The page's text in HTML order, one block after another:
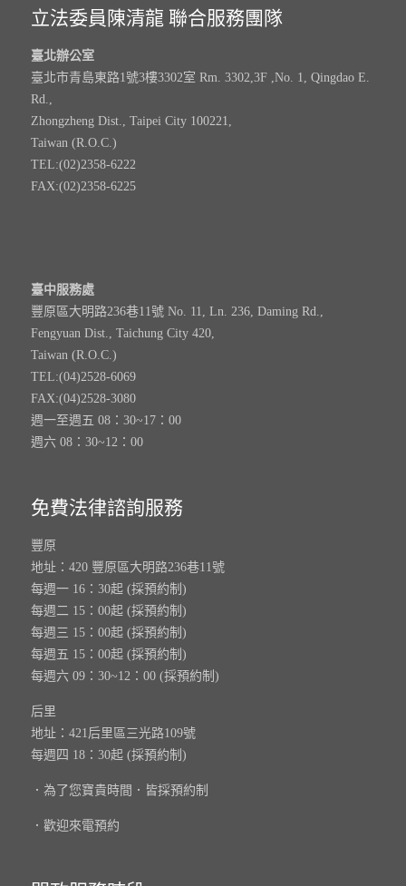
立法委員陳清龍 聯合服務團隊
臺北辦公室
臺北市青島東路1號3樓3302室 Rm. 3302,3F ,No. 1, Qingdao E.
Rd.,
Zhongzheng Dist., Taipei City 100221,
Taiwan (R.O.C.)
TEL:(02)2358-6222
FAX:(02)2358-6225
臺中服務處
豐原區大明路236巷11號 No. 11, Ln. 236, Daming Rd.,
Fengyuan Dist., Taichung City 420,
Taiwan (R.O.C.)
TEL:(04)2528-6069
FAX:(04)2528-3080
週一至週五 08：30~17：00
週六 08：30~12：00
免費法律諮詢服務
豐原
地址：420 豐原區大明路236巷11號
每週一 16：30起 (採預約制)
每週二 15：00起 (採預約制)
每週三 15：00起 (採預約制)
每週五 15：00起 (採預約制)
每週六 09：30~12：00 (採預約制)
后里
地址：421后里區三光路109號
每週四 18：30起 (採預約制)
．為了您寶貴時間．皆採預約制
．歡迎來電預約